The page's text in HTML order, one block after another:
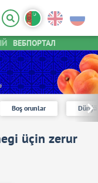
ВЕБПОРТАЛ
Boş orunlar
üçin zerur